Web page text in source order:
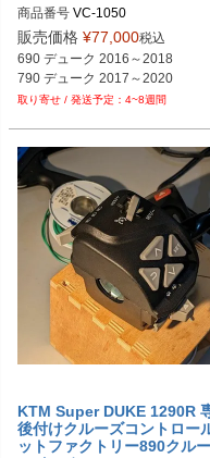
商品番号 VC-1050
M型番：1050
販売価格 ¥77,000税込
690 デューク 2016～2018
4~8週間
KTM Super DUKE 1290R
後付けクルーズコントロー
ットファクトリー890クル